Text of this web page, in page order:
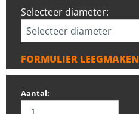
Selecteer diameter:
FORMULIER LEEGMAKEN
Aantal: